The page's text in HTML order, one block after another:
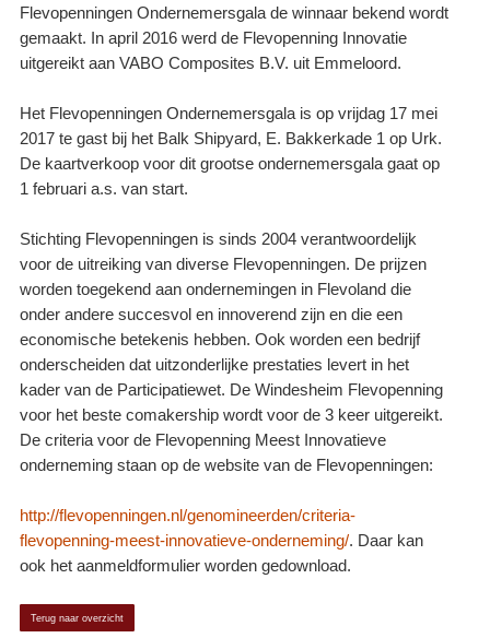
Flevopenningen Ondernemersgala de winnaar bekend wordt
gemaakt. In april 2016 werd de Flevopenning Innovatie
uitgereikt aan VABO Composites B.V. uit Emmeloord.
Het Flevopenningen Ondernemersgala is op vrijdag 17 mei
2017 te gast bij het Balk Shipyard, E. Bakkerkade 1 op Urk.
De kaartverkoop voor dit grootse ondernemersgala gaat op
1 februari a.s. van start.
Stichting Flevopenningen is sinds 2004 verantwoordelijk
voor de uitreiking van diverse Flevopenningen. De prijzen
worden toegekend aan ondernemingen in Flevoland die
onder andere succesvol en innoverend zijn en die een
economische betekenis hebben. Ook worden een bedrijf
onderscheiden dat uitzonderlijke prestaties levert in het
kader van de Participatiewet. De Windesheim Flevopenning
voor het beste comakership wordt voor de 3 keer uitgereikt.
De criteria voor de Flevopenning Meest Innovatieve
onderneming staan op de website van de Flevopenningen:
http://flevopenningen.nl/genomineerden/criteria-
flevopenning-meest-innovatieve-onderneming/. Daar kan
ook het aanmeldformulier worden gedownload.
Terug naar overzicht